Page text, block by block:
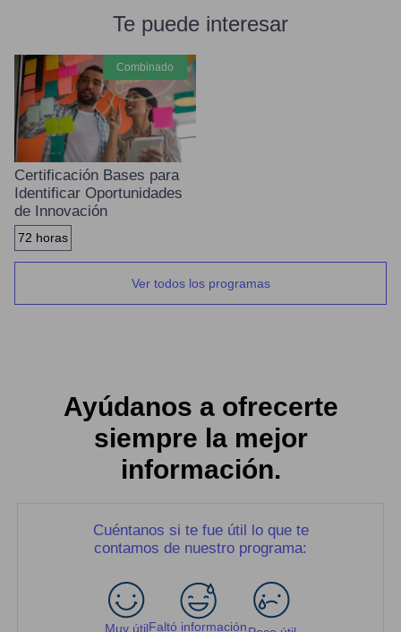
Te puede interesar
combinado
Certificación Bases para
Identificar Oportunidades
de Innovación
72 horas
Ver todos los programas
Ayúdanos a ofrecerte
siempre la mejor
información.
Cuéntanos si te fue útil lo que te
contamos de nuestro programa:
Muy útilFaltó información